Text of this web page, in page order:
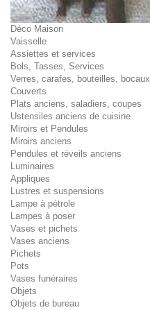
Déco Maison
Vaisselle
Assiettes et services
Bols, Tasses, Services
Verres, carafes, bouteilles, bocaux
Couverts
Plats anciens, saladiers, coupes
Ustensiles anciens de cuisine
Miroirs et Pendules
Miroirs anciens
Pendules et réveils anciens
Luminaires
Appliques
Lustres et suspensions
Lampe à pétrole
Lampes à poser
Vases et pichets
Vases anciens
Pichets
Pots
Vases funéraires
Objets
Objets de bureau